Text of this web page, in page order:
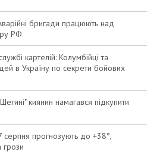
бригади працюють над
РФ
картелій: Колумбійці та
в Україну по секрети бойових
киянин намагався підкупити
серпня прогнозують до +38°,
грози